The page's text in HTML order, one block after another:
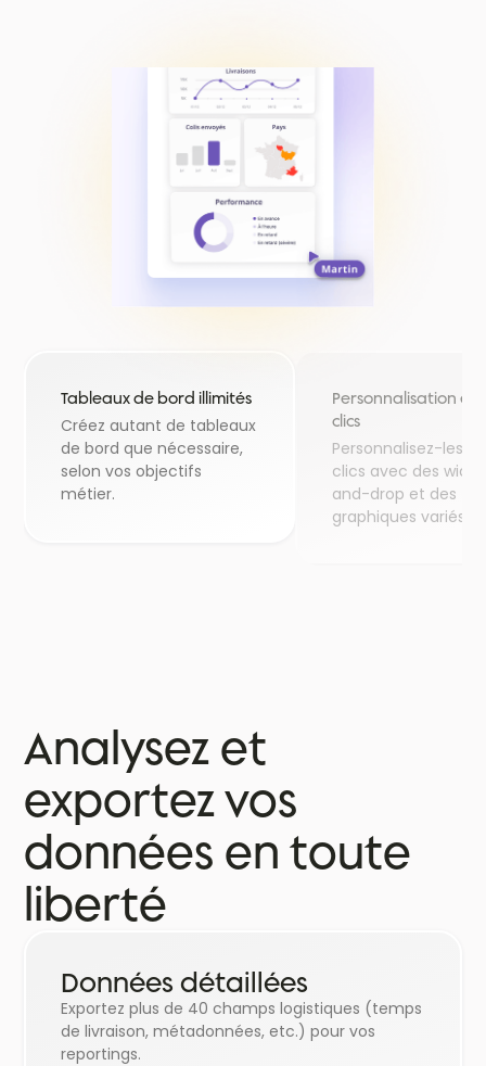
Tableaux de bord illimités
Créez autant de tableaux
de bord que nécessaire,
selon vos objectifs
métier.
Personnalisation en
clics
Personnalisez-les
clics avec des
and-drop et des
graphiques variés.
Analysez et
exportez vos
données en toute
liberté
Données détaillées
Exportez plus de 40 champs logistiques (temps
de livraison, métadonnées, etc.) pour vos
reportings.